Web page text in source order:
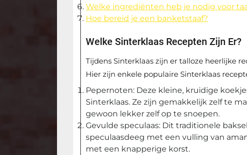
Welke ingrediënten heb je nodig voor
Hoe bereid je een banketstaaf?
Welke Sinterklaas Recepten Zijn Er?
Tijdens Sinterklaas zijn er talloze heerlijke
Hier zijn enkele populaire Sinterklaas
Pepernoten: Deze kleine, kruidige
Sinterklaas. Ze zijn gemakkelijk zelf te
gewoon lekker zelf op te snoepen.
Gevulde speculaas: Dit traditionele
speculaasdeeg met een vulling van
met een knapperige korst.